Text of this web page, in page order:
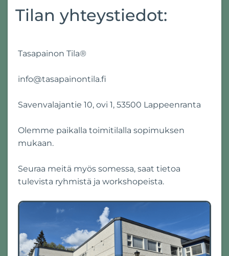
Tilan yhteystiedot:
Tasapainon Tila®
info@tasapainontila.fi
Savenvalajantie 10, ovi 1, 53500 Lappeenranta
Olemme paikalla toimitilalla sopimuksen
mukaan.
Seuraa meitä myös somessa, saat tietoa
tulevista ryhmistä ja workshopeista.